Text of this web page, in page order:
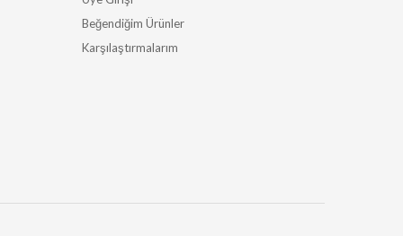
Beğendiğim Ürünler
Karşılaştırmalarım